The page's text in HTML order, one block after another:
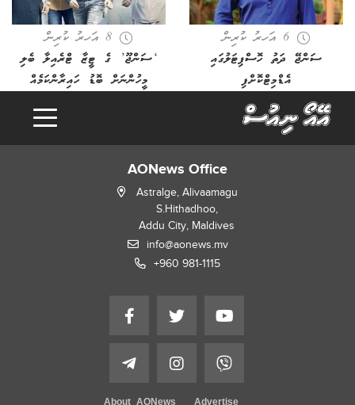
6 އަހރު ކުރިން
ސަންޖޭ ދަތު ހޮސްޕިޓަލުގައި
އެޑްމިޓްކޮށްފި
8 އަހރު ކުރިން
‘ސަންޖޫ’ ގެ ޓީޒާ ޓްރެއިލާ ބެލި
މީހުންނަށް ބޮޑު ހައިރާންކަމެއް
AONews Office
Astralge, Alivaamagu
S.Hithadhoo,
Addu City, Maldives
info@aonews.mv
+960 981-1115